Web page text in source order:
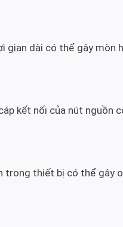
gian dài có thể gây mòn
kết nối của nút nguồn
trong thiết bị có thể gây